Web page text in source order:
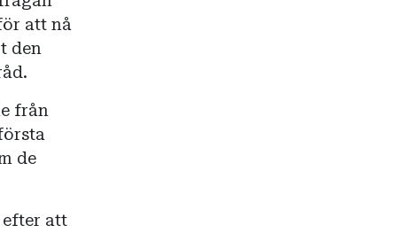
att nå
den
från
de
efter att